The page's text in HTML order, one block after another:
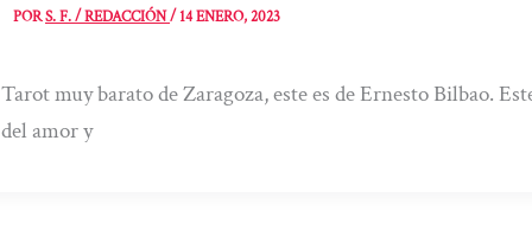
PORS. F. / REDACCIÓN/14 ENERO, 2023
Tarot muy barato de Zaragoza, este es de Ernesto Bilbao.
del amor y